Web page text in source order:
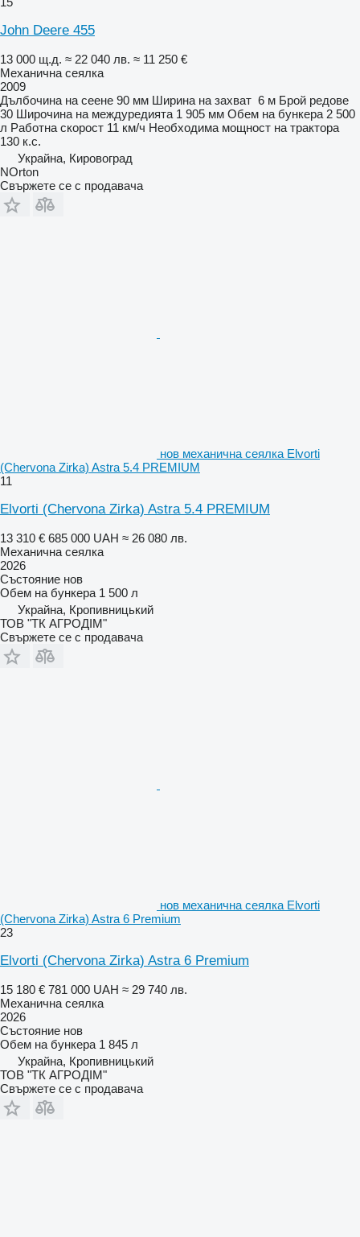
John Deere 455
13 000 щ.д. ≈ 22 040 лв. ≈ 11 250 €
Механична сеялка
2009
Дълбочина на сеене 90 мм Ширина на захват 6 м Брой редове
30 Широчина на междуредията 1 905 мм Обем на бункера 2 500
л Работна скорост 11 км/ч Необходима мощност на трактора
130 к.с.
Украйна, Кировоград
NOrton
Свържете се с продавача
нов механична сеялка Elvorti
(Chervona Zirka) Astra 5.4 PREMIUM
11
Elvorti (Chervona Zirka) Astra 5.4 PREMIUM
13 310 € 685 000 UAH ≈ 26 080 лв.
Механична сеялка
2026
Състояние нов
Обем на бункера 1 500 л
Украйна, Кропивницький
ТОВ "ТК АГРОДІМ"
Свържете се с продавача
нов механична сеялка Elvorti
(Chervona Zirka) Astra 6 Premium
23
Elvorti (Chervona Zirka) Astra 6 Premium
15 180 € 781 000 UAH ≈ 29 740 лв.
Механична сеялка
2026
Състояние нов
Обем на бункера 1 845 л
Украйна, Кропивницький
ТОВ "ТК АГРОДІМ"
Свържете се с продавача